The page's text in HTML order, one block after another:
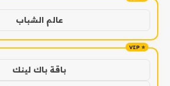
عالم الشباب
باقة باك لينك